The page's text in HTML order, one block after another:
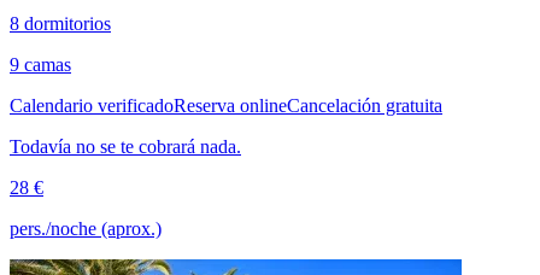
8 dormitorios
9 camas
Calendario verificadoReserva onlineCancelación gratuita
Todavía no se te cobrará nada.
28 €
pers./noche (aprox.)